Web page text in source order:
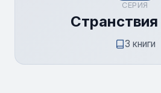
СЕРИЯ
3 книги